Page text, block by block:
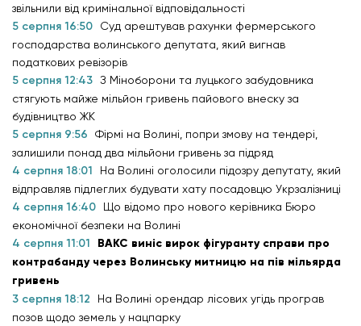
звільнили від кримінальної відповідальності
5 серпня 16:50
Суд арештував рахунки фермерського
господарства волинського депутата, який вигнав
податкових ревізорів
5 серпня 12:43 З Міноборони та луцького забудовника
стягують майже мільйон гривень пайового внеску за
будівництво ЖК
5 серпня 9:56
Фірмі на Волині, попри змову на тендері,
залишили понад два мільйони гривень за підряд
4 серпня 18:01
На Волині оголосили підозру депутату, який
відправляв підлеглих будувати хату посадовцю Укрзалізниці
4 серпня 16:40
Що відомо про нового керівника Бюро
економічної безпеки на Волині
4 серпня 11:01
ВАКС виніс вирок фігуранту справи про
контрабанду через Волинську митницю на пів мільярда
гривень
3 серпня 18:12
На Волині орендар лісових угідь програв
позов щодо земель у нацпарку